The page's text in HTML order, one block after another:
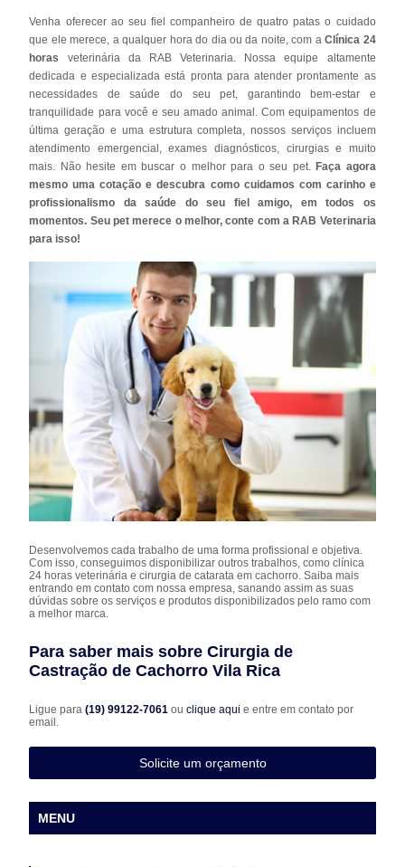
Venha oferecer ao seu fiel companheiro de quatro patas o cuidado
que ele merece, a qualquer hora do dia ou da noite, com aClínica 24
horas
veterinária da RAB Veterinaria. Nossa equipe altamente
dedicada e especializada está pronta para atender prontamente as
necessidades de saúde do seu pet, garantindo bem-estar e
tranquilidade para você e seu amado animal. Com equipamentos de
última geração e uma estrutura completa, nossos serviços incluem
atendimento emergencial, exames diagnósticos, cirurgias e muito
mais. Não hesite em buscar o melhor para o seu pet.Faça agora
mesmo uma cotação e descubra como cuidamos com carinho e
profissionalismo da saúde do seu fiel amigo, em todos os
momentos. Seu pet merece o melhor, conte com a RAB Veterinaria
para isso!
Desenvolvemos cada trabalho de uma forma profissional e objetiva.
Com isso, conseguimos disponibilizar outros trabalhos, como clínica
24 horas veterinária e cirurgia de catarata em cachorro. Saiba mais
entrando em contato com nossa empresa, sanando assim as suas
dúvidas sobre os serviços e produtos disponibilizados pelo ramo com
a melhor marca.
Para saber mais sobre Cirurgia de
Castração de Cachorro Vila Rica
Ligue para(19) 99122-7061ouclique aqui e entre em contato por
email.
Solicite um orçamento
MENU